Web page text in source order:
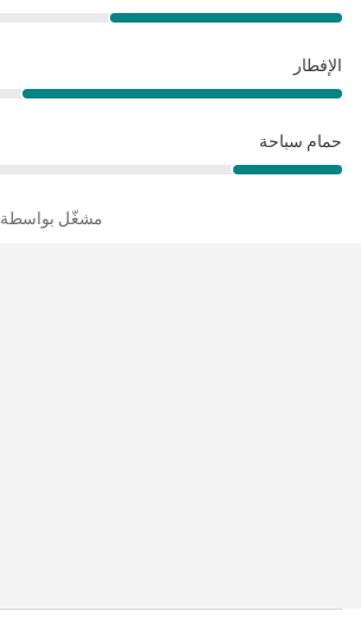
الإفطار
حمام سباحة
مشغّل بواسطة